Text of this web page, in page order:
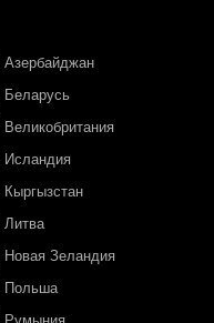
Азербайджан
Беларусь
Великобритания
Исландия
Кыргызстан
Литва
Новая Зеландия
Польша